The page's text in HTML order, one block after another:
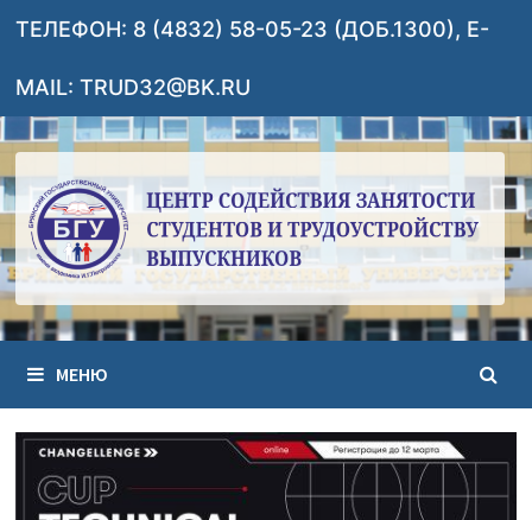
Перейти
содержимому
ТЕЛЕФОН: 8 (4832) 58-05-23 (ДОБ.1300), E-
MAIL: TRUD32@BK.RU
МЕНЮ